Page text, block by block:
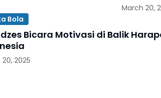
March 20,
Bola
Bicara Motivasi di Balik
2025